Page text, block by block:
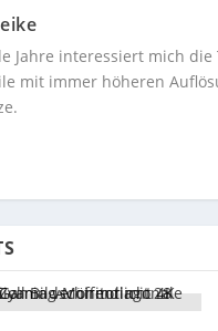
Jahre interessiert mich
mit immer höheren